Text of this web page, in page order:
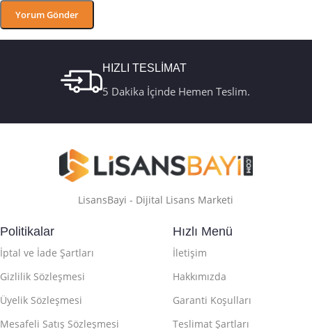
HIZLI TESLİMAT
5 Dakika İçinde Hemen Teslim.
LisansBayi - Dijital Lisans Marketi
Politikalar
İptal ve İade Şartları
Gizlilik Sözleşmesi
Üyelik Sözleşmesi
Mesafeli Satış Sözleşmesi
Hızlı Menü
İletişim
Hakkımızda
Garanti Koşulları
Teslimat Şartları